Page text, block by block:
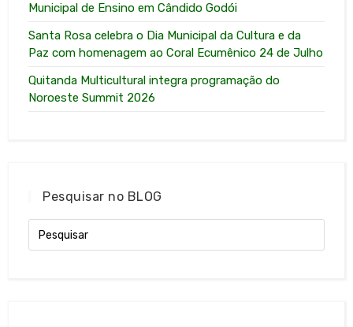
Municipal de Ensino em Cândido Godói
Santa Rosa celebra o Dia Municipal da Cultura e da
Paz com homenagem ao Coral Ecumênico 24 de Julho
Quitanda Multicultural integra programação do
Noroeste Summit 2026
Pesquisar no BLOG